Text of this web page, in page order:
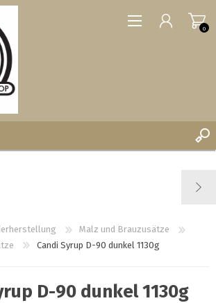
0
Malz und Brauzusätze
Candi Syrup D-90 dunkel 1130g
D-90 dunkel 1130g